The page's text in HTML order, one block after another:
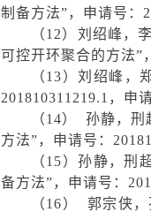
制备方法”，申请号：
（12）刘绍峰，
可控开环聚合的方法”
（13）刘绍峰，
201810311219.1 ，申
（14）
孙静，刑
方法”，申请号：
（15）孙静，刑
备方法”，申请号：
（16）
郭宗侠